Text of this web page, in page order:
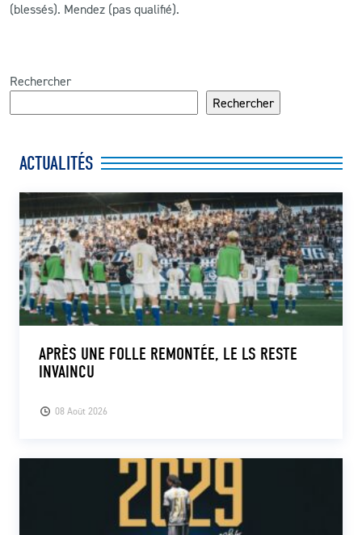
(blessés). Mendez (pas qualifié).
Rechercher
Rechercher
ACTUALITÉS
08 Août 2026
APRÈS UNE FOLLE REMONTÉE, LE LS RESTE
INVAINCU